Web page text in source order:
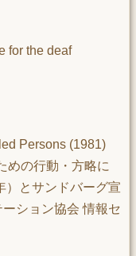
for the deaf
Persons (1981)
めの行動・方略に
）とサンドバーグ宣
ション協会 情報セ